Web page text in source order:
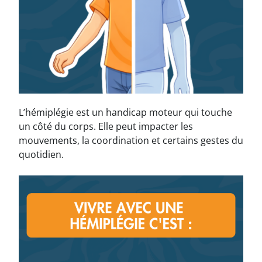
L’hémiplégie est un handicap moteur qui touche
un côté du corps. Elle peut impacter les
mouvements, la coordination et certains gestes du
quotidien.